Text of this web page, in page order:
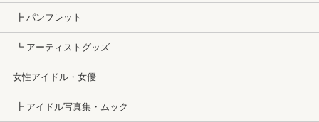
┣ パンフレット
┗ アーティストグッズ
女性アイドル・女優
┣ アイドル写真集・ムック